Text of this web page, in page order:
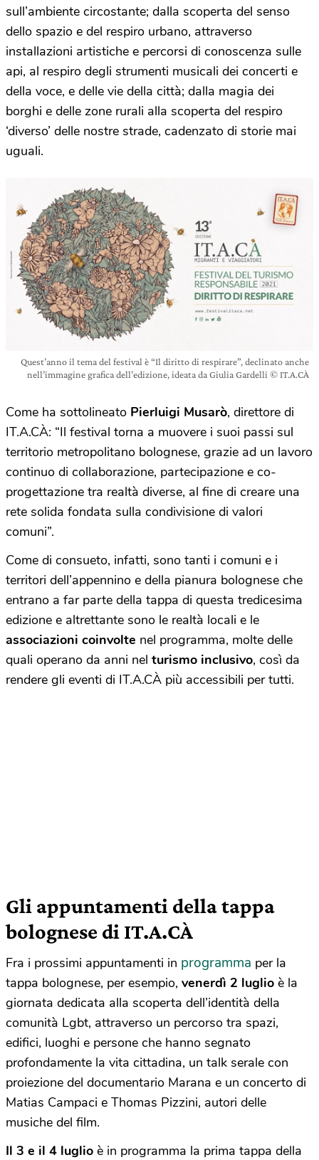
sull’ambiente circostante; dalla scoperta del senso
dello spazio e del respiro urbano, attraverso
installazioni artistiche e percorsi di conoscenza sulle
api, al respiro degli strumenti musicali dei concerti e
della voce, e delle vie della città; dalla magia dei
borghi e delle zone rurali alla scoperta del respiro
‘diverso’ delle nostre strade, cadenzato di storie mai
uguali.
Quest’anno il tema del festival è “Il diritto di respirare”, declinato anche
nell’immagine grafica dell’edizione, ideata da Giulia Gardelli © IT.A.CÀ
Come ha sottolineato Pierluigi Musarò, direttore di
IT.A.CÀ: “Il festival torna a muovere i suoi passi sul
territorio metropolitano bolognese, grazie ad un lavoro
continuo di collaborazione, partecipazione e co-
progettazione tra realtà diverse, al fine di creare una
rete solida fondata sulla condivisione di valori
comuni”.
Come di consueto, infatti, sono tanti i comuni e i
territori dell’appennino e della pianura bolognese che
entrano a far parte della tappa di questa tredicesima
edizione e altrettante sono le realtà locali e le
associazioni coinvolte nel programma, molte delle
quali operano da anni nel turismo inclusivo, così da
rendere gli eventi di IT.A.CÀ più accessibili per tutti.
Gli appuntamenti della tappa
bolognese di IT.A.CÀ
Fra i prossimi appuntamenti in programma per la
tappa bolognese, per esempio, venerdì 2 luglio è la
giornata dedicata alla scoperta dell’identità della
comunità Lgbt, attraverso un percorso tra spazi,
edifici, luoghi e persone che hanno segnato
profondamente la vita cittadina, un talk serale con
proiezione del documentario Marana e un concerto di
Matias Campaci e Thomas Pizzini, autori delle
musiche del film.
Il 3 e il 4 luglio è in programma la prima tappa della